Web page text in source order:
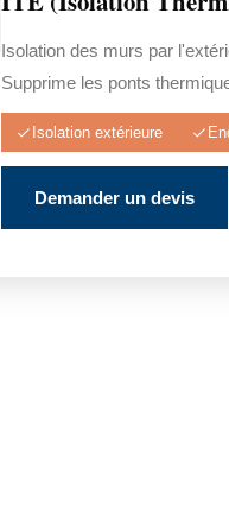
Isolation des murs par
Supprime les ponts
Isolation extérieure
Demander un devis